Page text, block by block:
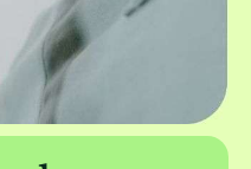
com mourões
a EUCATRATUS
de construção?